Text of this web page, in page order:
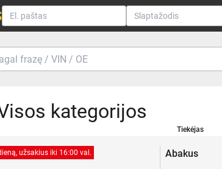
kategorijos
Tiekėjas
užsakius iki 16:00 val. Abakus